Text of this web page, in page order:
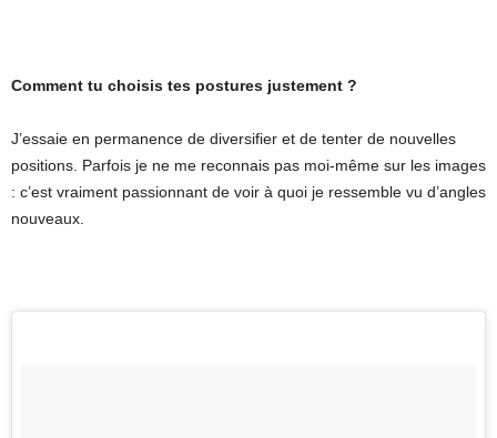
Comment tu choisis tes postures justement ?
J’essaie en permanence de diversifier et de tenter de nouvelles
positions. Parfois je ne me reconnais pas moi-même sur les images
: c’est vraiment passionnant de voir à quoi je ressemble vu d’angles
nouveaux.